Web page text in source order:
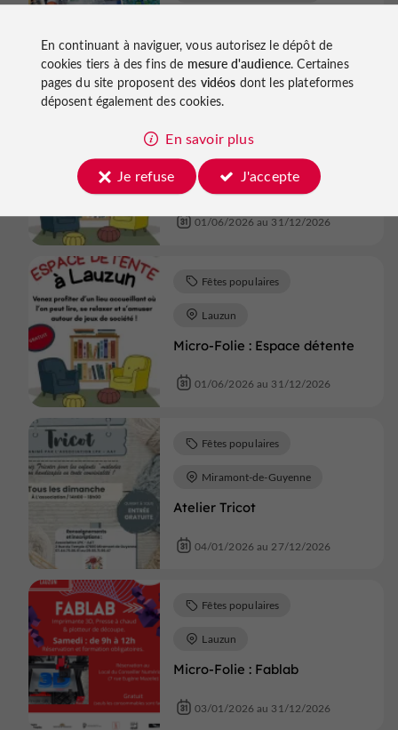
07/07/2026 au 25/08/2026
Micro-Folie : Espace détente
01/06/2026 au 31/12/2026
Micro-Folie : Espace détente
Fêtes populaires
Lauzun
01/06/2026 au 31/12/2026
Atelier Tricot
Fêtes populaires
Miramont-de-Guyenne
04/01/2026 au 27/12/2026
Micro-Folie : Fablab
Fêtes populaires
Lauzun
03/01/2026 au 31/12/2026
En continuant à naviguer, vous autorisez le dépôt de
cookies tiers à des fins de mesure d'audience. Certaines
pages du site proposent des vidéos dont les plateformes
déposent également des cookies.
En savoir plus
Je refuse
J'accepte